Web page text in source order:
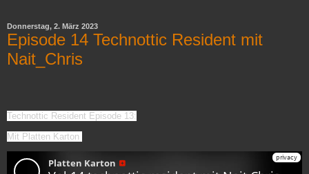
Donnerstag, 2. März 2023
Episode 14 Technottic Resident mit
Nait_Chris
Technottic Resident Episode 13:
Mit Platten Karton